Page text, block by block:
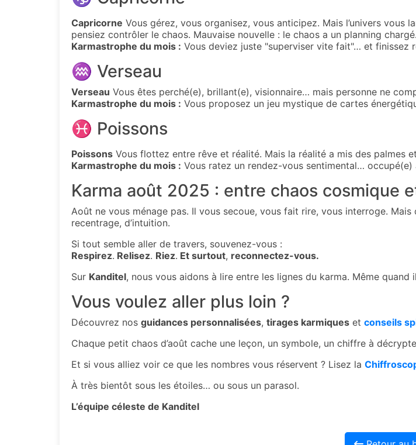
Capricorne Vous gérez, vous organisez, vous anticipez. Mais l’univers vous
pensiez contrôler le chaos. Mauvaise nouvelle : le chaos a un planning chargé.
Karmastrophe du mois : Vous deviez juste "superviser vite fait"… et finissez
♒ Verseau
Verseau Vous êtes perché(e), brillant(e), visionnaire… mais personne ne
Karmastrophe du mois : Vous proposez un jeu mystique de cartes
♓ Poissons
Poissons Vous flottez entre rêve et réalité. Mais la réalité a mis des palmes
Karmastrophe du mois : Vous ratez un rendez-vous sentimental… occupé(e)
Karma août 2025 : entre chaos cosmique
Août ne vous ménage pas. Il vous secoue, vous fait rire, vous interroge.
recentrage, d’intuition.
Si tout semble aller de travers, souvenez-vous :
Respirez. Relisez. Riez. Et surtout, reconnectez-vous.
Sur Kanditel, nous vous aidons à lire entre les lignes du karma. Même quand
Vous voulez aller plus loin ?
Découvrez nos guidances personnalisées, tirages karmiques et conseils
Chaque petit chaos d’août cache une leçon, un symbole, un chiffre à
Et si vous alliez voir ce que les nombres vous réservent ? Lisez la
À très bientôt sous les étoiles… ou sous un parasol.
L’équipe céleste de Kanditel